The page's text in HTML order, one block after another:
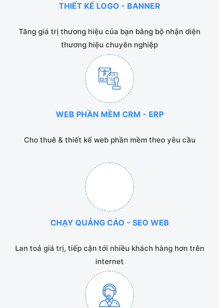
THIẾT KẾ LOGO - BANNER
Tăng giá trị thương hiệu của bạn bằng bộ nhận diện
thương hiệu chuyên nghiệp
WEB PHẦN MỀM CRM - ERP
Cho thuê & thiết kế web phần mềm theo yêu cầu
CHẠY QUẢNG CÁO - SEO WEB
Lan toả giá trị, tiếp cận tới nhiều khách hàng hơn trên
internet